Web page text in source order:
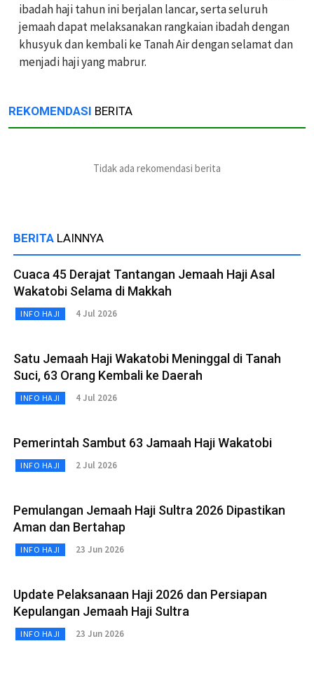
ibadah haji tahun ini berjalan lancar, serta seluruh
jemaah dapat melaksanakan rangkaian ibadah dengan
khusyuk dan kembali ke Tanah Air dengan selamat dan
menjadi haji yang mabrur.
REKOMENDASI BERITA
Tidak ada rekomendasi berita
BERITA LAINNYA
Cuaca 45 Derajat Tantangan Jemaah Haji Asal
Wakatobi Selama di Makkah
INFO HAJI 4 Jul 2026
Satu Jemaah Haji Wakatobi Meninggal di Tanah
Suci, 63 Orang Kembali ke Daerah
INFO HAJI 4 Jul 2026
Pemerintah Sambut 63 Jamaah Haji Wakatobi
INFO HAJI 2 Jul 2026
Pemulangan Jemaah Haji Sultra 2026 Dipastikan
Aman dan Bertahap
INFO HAJI 23 Jun 2026
Update Pelaksanaan Haji 2026 dan Persiapan
Kepulangan Jemaah Haji Sultra
INFO HAJI 23 Jun 2026